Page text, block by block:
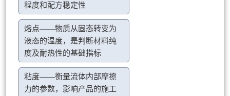
程度和配方稳定性
熔点——物质从固态转变为
液态的温度，是判断材料纯
度及耐热性的基础指标
粘度——衡量流体内部摩擦
力的参数，影响产品的施工